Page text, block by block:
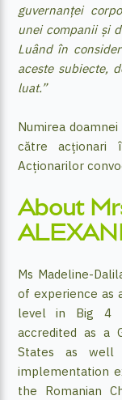
guvernanței
unei companii și
Luând în
aceste subiecte,
luat.”
Numirea
către acționari
Acționarilor
About
Ms Madeline-
of experience as
level in Big 4
accredited as a
States as well
implementation
the Romanian